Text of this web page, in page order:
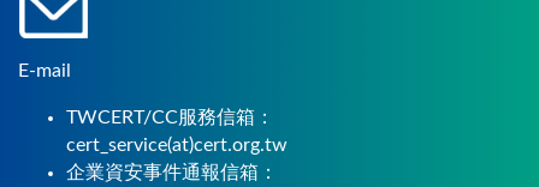
E-mail
TWCERT/CC服務信箱：
cert_service(at)cert.org.tw
企業資安事件通報信箱：